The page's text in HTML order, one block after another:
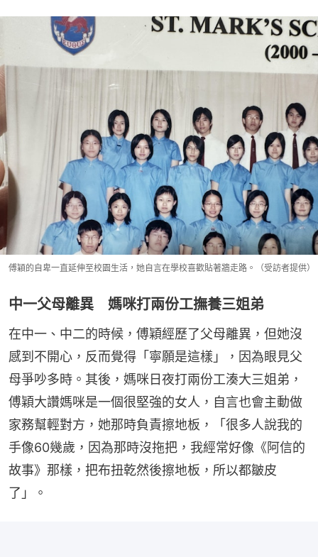
傅穎的自卑一直延伸至校園生活，她自言在學校喜歡貼著牆走路。（受訪者提供）
中一父母離異 媽咪打兩份工撫養三姐弟
在中一、中二的時候，傅穎經歷了父母離異，但她沒
感到不開心，反而覺得「寧願是這樣」，因為眼見父
母爭吵多時。其後，媽咪日夜打兩份工湊大三姐弟，
傅穎大讚媽咪是一個很堅強的女人，自言也會主動做
家務幫輕對方，她那時負責擦地板，「很多人說我的
手像60幾歲，因為那時沒拖把，我經常好像《阿信的
故事》那樣，把布扭乾然後擦地板，所以都皺皮
了」。